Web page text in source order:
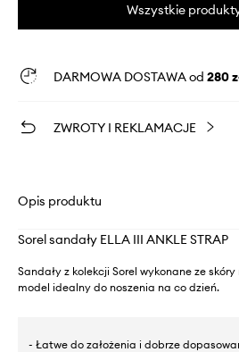
Wszystkie
DARMOWA DOSTAWA od 280
ZWROTY I REKLAMACJE
Opis produktu
Sorel sandały ELLA III ANKLE STRAP
Sandały z kolekcji Sorel wykonane ze
model idealny do noszenia na co dzień.
- Łatwe do założenia i dobrze